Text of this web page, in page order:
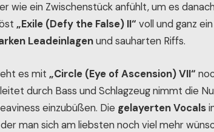
wie ein Zwischenstück anfühlt, um es
„Exile (Defy the False) II“ voll und ganz
Leadeinlagenund sauharten Riffs.
es mit „Circle (Eye of Ascension) VII“
durch Bass und Schlagzeug nimmt die
einzubüßen. Die gelayerten Vocals
man sich am liebsten noch viel mehr